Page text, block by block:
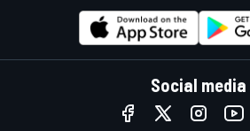
Social media